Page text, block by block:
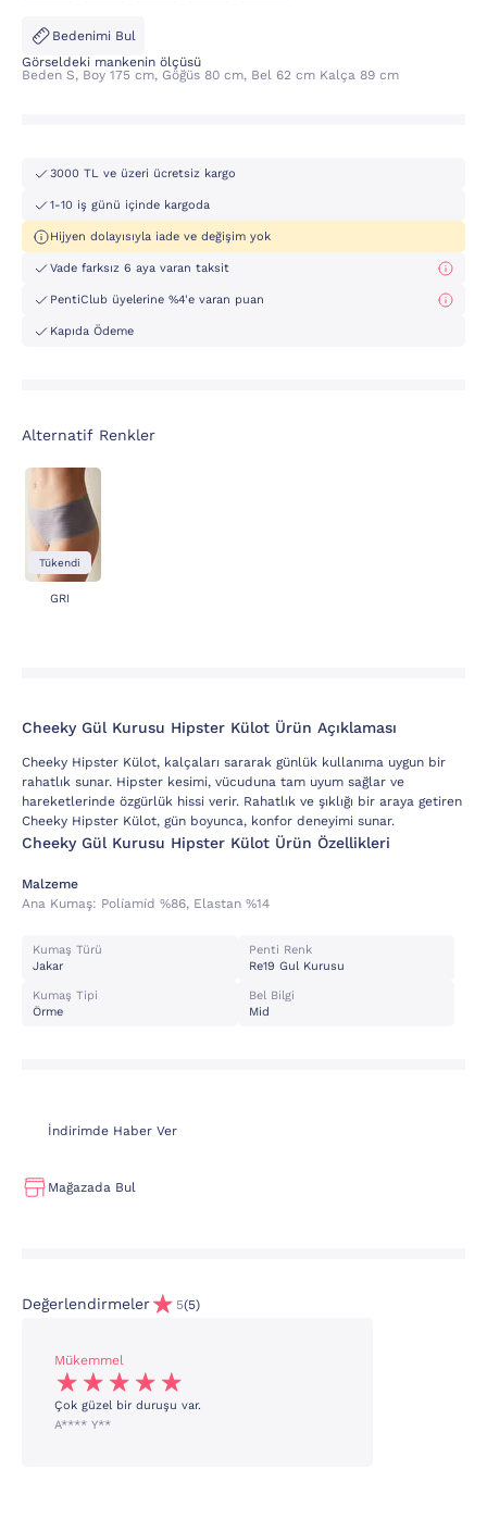
Bedenimi Bul
Görseldeki mankenin ölçüsü
Beden S, Boy 175 cm, Göğüs 80 cm, Bel 62 cm Kalça 89 cm
3000 TL ve üzeri ücretsiz kargo
1-10 iş günü içinde kargoda
Hijyen dolayısıyla iade ve değişim yok
Vade farksız 6 aya varan taksit
PentiClub üyelerine %4'e varan puan
Kapıda Ödeme
Alternatif Renkler
Tükendi
GRI
Cheeky Gül Kurusu Hipster Külot Ürün Açıklaması
Cheeky Hipster Külot, kalçaları sararak günlük kullanıma uygun bir
rahatlık sunar. Hipster kesimi, vücuduna tam uyum sağlar ve
hareketlerinde özgürlük hissi verir. Rahatlık ve şıklığı bir araya getiren
Cheeky Hipster Külot, gün boyunca, konfor deneyimi sunar.
Cheeky Gül Kurusu Hipster Külot Ürün Özellikleri
Malzeme
Ana Kumaş: Poli̇ami̇d %86, Elastan %14
Kumaş Türü
Jakar
Penti Renk
Re19 Gul Kurusu
Kumaş Tipi
Örme
Bel Bilgi
Mid
İndirimde Haber Ver
Mağazada Bul
Değerlendirmeler 5(5)
Mükemmel
Çok güzel bir duruşu var.
A**** Y**